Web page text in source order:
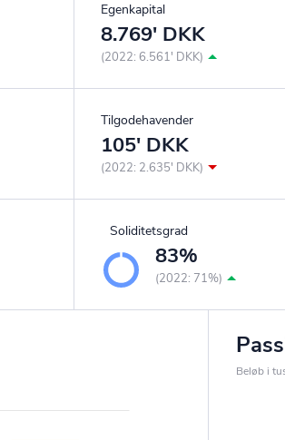
Egenkapital
8.769' DKK
(2022: 6.561' DKK)
Tilgodehavender
105' DKK
(2022: 2.635' DKK)
Soliditetsgrad
83%
(2022: 71%)
Beløb i